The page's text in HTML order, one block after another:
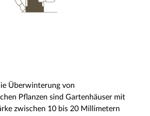
Überwinterung von
Pflanzen sind Gartenhäuser mit
zwischen 10 bis 20 Millimetern